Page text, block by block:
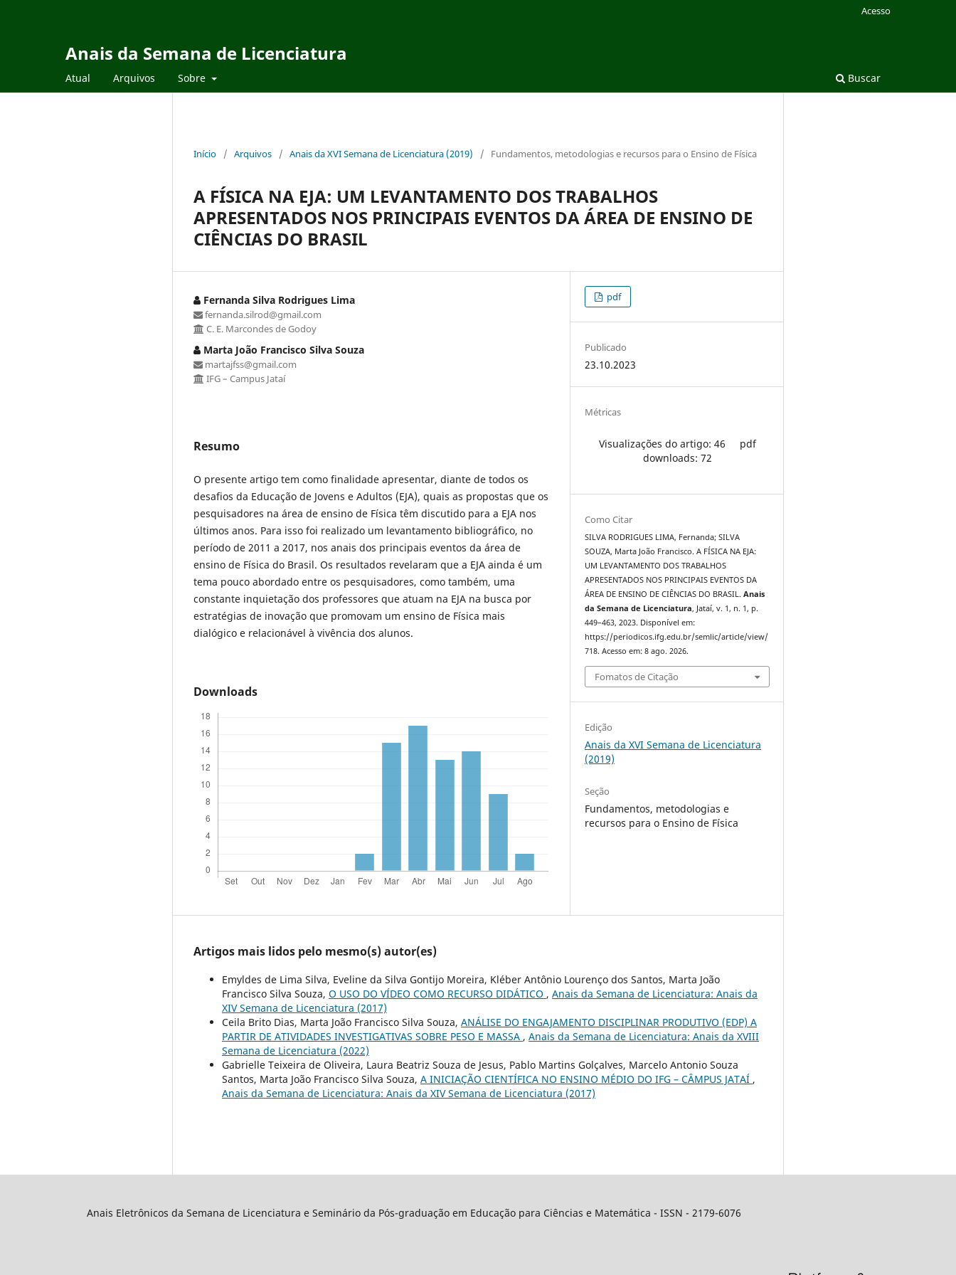
Anais da Semana de Licenciatura
Atual Arquivos Sobre Buscar
Acesso
Início / Arquivos / Anais da XVI Semana de Licenciatura (2019) / Fundamentos, metodologias e recursos para o Ensino de Física
A FÍSICA NA EJA: UM LEVANTAMENTO DOS TRABALHOS
APRESENTADOS NOS PRINCIPAIS EVENTOS DA ÁREA DE ENSINO DE
CIÊNCIAS DO BRASIL
Fernanda Silva Rodrigues Lima
fernanda.silrod@gmail.com
C. E. Marcondes de Godoy
Marta João Francisco Silva Souza
martajfss@gmail.com
IFG – Campus Jataí
Resumo
O presente artigo tem como finalidade apresentar, diante de todos os
desafios da Educação de Jovens e Adultos (EJA), quais as propostas que os
pesquisadores na área de ensino de Física têm discutido para a EJA nos
últimos anos. Para isso foi realizado um levantamento bibliográfico, no
período de 2011 a 2017, nos anais dos principais eventos da área de
ensino de Física do Brasil. Os resultados revelaram que a EJA ainda é um
tema pouco abordado entre os pesquisadores, como também, uma
constante inquietação dos professores que atuam na EJA na busca por
estratégias de inovação que promovam um ensino de Física mais
dialógico e relacionável à vivência dos alunos.
Downloads
pdf
Publicado
23.10.2023
Métricas
Visualizações do artigo: 46
pdf
downloads: 72
Como Citar
SILVA RODRIGUES LIMA, Fernanda; SILVA
SOUZA, Marta João Francisco. A FÍSICA NA EJA:
UM LEVANTAMENTO DOS TRABALHOS
APRESENTADOS NOS PRINCIPAIS EVENTOS DA
ÁREA DE ENSINO DE CIÊNCIAS DO BRASIL.Anais
da Semana de Licenciatura, Jataí, v. 1, n. 1, p.
449–463, 2023. Disponível em:
https://periodicos.ifg.edu.br/semlic/article/view/
718. Acesso em: 8 ago. 2026.
Fomatos de Citação
Edição
Anais da XVI Semana de Licenciatura
(2019)
Seção
Fundamentos, metodologias e
recursos para o Ensino de Física
Artigos mais lidos pelo mesmo(s) autor(es)
Emyldes de Lima Silva, Eveline da Silva Gontijo Moreira, Kléber Antônio Lourenço dos Santos, Marta João
Francisco Silva Souza, O USO DO VÍDEO COMO RECURSO DIDÁTICO , Anais da Semana de Licenciatura: Anais da
XIV Semana de Licenciatura (2017)
Ceila Brito Dias, Marta João Francisco Silva Souza, ANÁLISE DO ENGAJAMENTO DISCIPLINAR PRODUTIVO (EDP) A
PARTIR DE ATIVIDADES INVESTIGATIVAS SOBRE PESO E MASSA , Anais da Semana de Licenciatura: Anais da XVIII
Semana de Licenciatura (2022)
Gabrielle Teixeira de Oliveira, Laura Beatriz Souza de Jesus, Pablo Martins Golçalves, Marcelo Antonio Souza
Santos, Marta João Francisco Silva Souza, A INICIAÇÃO CIENTÍFICA NO ENSINO MÉDIO DO IFG – CÂMPUS JATAÍ ,
Anais da Semana de Licenciatura: Anais da XIV Semana de Licenciatura (2017)
Anais Eletrônicos da Semana de Licenciatura e Seminário da Pós-graduação em Educação para Ciências e Matemática - ISSN - 2179-6076